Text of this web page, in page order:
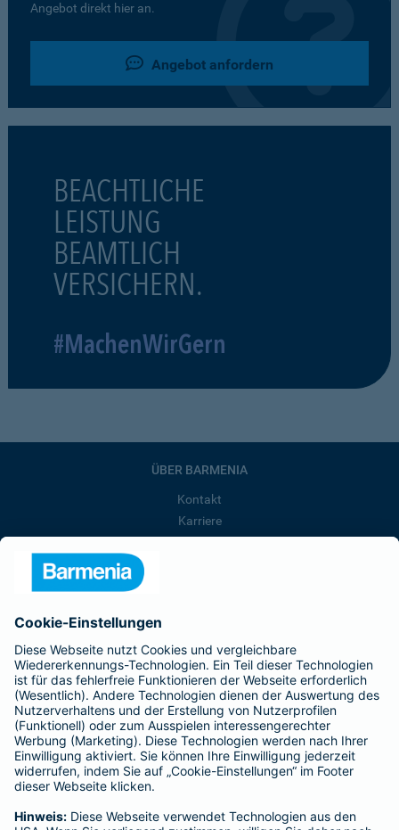
Angebot direkt hier an.
Angebot anfordern
BEACHTLICHE
LEISTUNG
BEAMTLICH
VERSICHERN.
#MachenWirGern
ÜBER BARMENIA
Kontakt
Karriere
Barmenia ist Teil der BarmeniaGothaer
BELIEBTE SEITEN
Kranken-Zusatzversicherung
Tierversicherungen
Haftpflichtversicherung
Hausratversicherung